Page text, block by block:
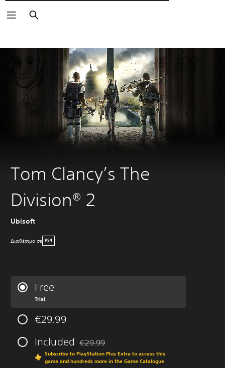
Αναζήτηση
Tom Clancy’s The
Division® 2
Ubisoft
Διαθέσιμο σε PS4
Free
Trial
€29.99
Included Discounted from original price of €29.99
€29.99
Subscribe to PlayStation Plus Extra to access this
game and hundreds more in the Game Catalogue